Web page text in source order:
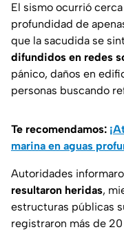
El sismo ocurrió
profundidad de
que la sacudida se
difundidos en redes
pánico, daños en
personas buscando
Te recomendamos:
marina en aguas
Autoridades
resultaron heridas,
estructuras públicas
registraron más de